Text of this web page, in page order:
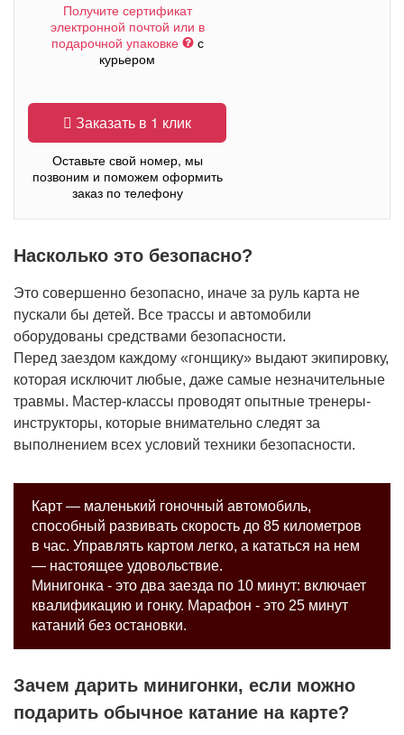
Получите сертификат
электронной почтой или в
подарочной упаковке
с
курьером
Заказать в 1 клик
Оставьте свой номер, мы
позвоним и поможем оформить
заказ по телефону
Насколько это безопасно?
Это совершенно безопасно, иначе за руль карта не
пускали бы детей. Все трассы и автомобили
оборудованы средствами безопасности.
Перед заездом каждому «гонщику» выдают экипировку,
которая исключит любые, даже самые незначительные
травмы. Мастер-классы проводят опытные тренеры-
инструкторы, которые внимательно следят за
выполнением всех условий техники безопасности.
Карт — маленький гоночный автомобиль,
способный развивать скорость до 85 километров
в час. Управлять картом легко, а кататься на нем
— настоящее удовольствие.
Минигонка - это два заезда по 10 минут: включает
квалификацию и гонку. Марафон - это 25 минут
катаний без остановки.
Зачем дарить минигонки, если можно
подарить обычное катание на карте?